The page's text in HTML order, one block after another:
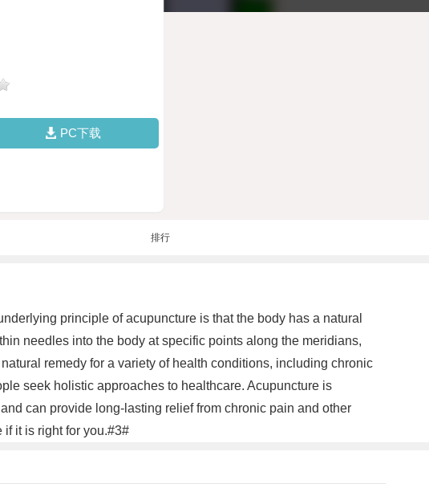
PC下载
排行
principle of acupuncture is that the body has a natural
needles into the body at specific points along the meridians,
remedy for a variety of health conditions, including chronic
seek holistic approaches to healthcare. Acupuncture is
can provide long-lasting relief from chronic pain and other
it is right for you.#3#